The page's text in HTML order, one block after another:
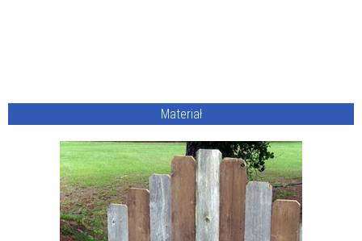
Materiał